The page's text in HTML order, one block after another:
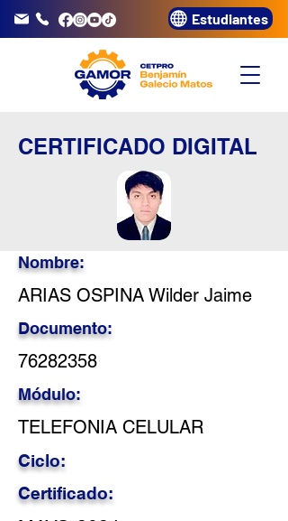
3320072 Estudiantes
CERTIFICADO DIGITAL
Nombre:
ARIAS OSPINA Wilder Jaime
Documento:
76282358
Módulo:
TELEFONIA CELULAR
Ciclo:
Certificado: